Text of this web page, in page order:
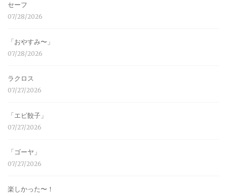
セーフ
07/28/2026
「おやすみ〜」
07/28/2026
ラクロス
07/27/2026
「エビ餃子」
07/27/2026
「ゴーヤ」
07/27/2026
楽しかった〜！